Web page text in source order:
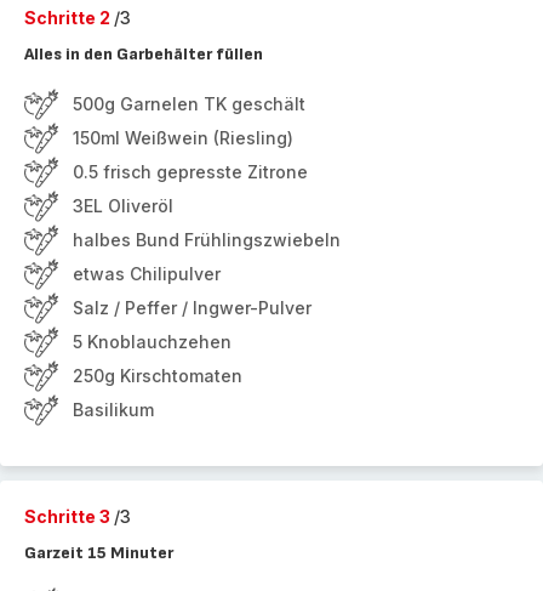
Schritte 2 /3
Alles in den Garbehälter füllen
500g Garnelen TK geschält
150ml Weißwein (Riesling)
0.5 frisch gepresste Zitrone
3EL Oliveröl
halbes Bund Frühlingszwiebeln
etwas Chilipulver
Salz / Peffer / Ingwer-Pulver
5 Knoblauchzehen
250g Kirschtomaten
Basilikum
Schritte 3 /3
Garzeit 15 Minuter